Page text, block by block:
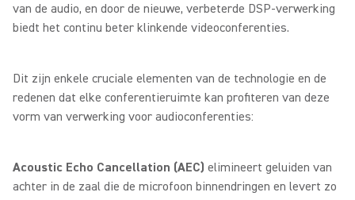
van de audio, en door de nieuwe, verbeterde DSP-verwerking
biedt het continu beter klinkende videoconferenties.
Dit zijn enkele cruciale elementen van de technologie en de
redenen dat elke conferentieruimte kan profiteren van deze
vorm van verwerking voor audioconferenties:
Acoustic Echo Cancellation (AEC) elimineert geluiden van
achter in de zaal die de microfoon binnendringen en levert zo